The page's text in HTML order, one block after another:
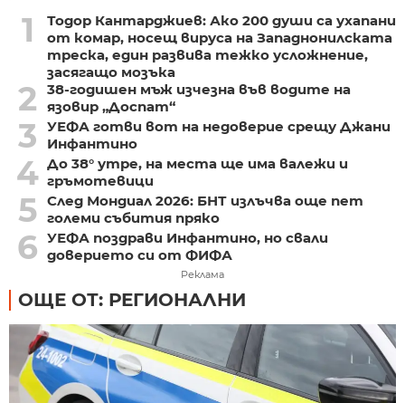
1
Тодор Кантарджиев: Ако 200 души са ухапани
от комар, носещ вируса на Западнонилската
треска, един развива тежко усложнение,
засягащо мозъка
2
38-годишен мъж изчезна във водите на
язовир „Доспат“
3
УЕФА готви вот на недоверие срещу Джани
Инфантино
4 До 38° утре, на места ще има валежи и
гръмотевици
5 След Мондиал 2026: БНТ излъчва още пет
големи събития пряко
6 УЕФА поздрави Инфантино, но свали
доверието си от ФИФА
Реклама
ОЩЕ ОТ: РЕГИОНАЛНИ